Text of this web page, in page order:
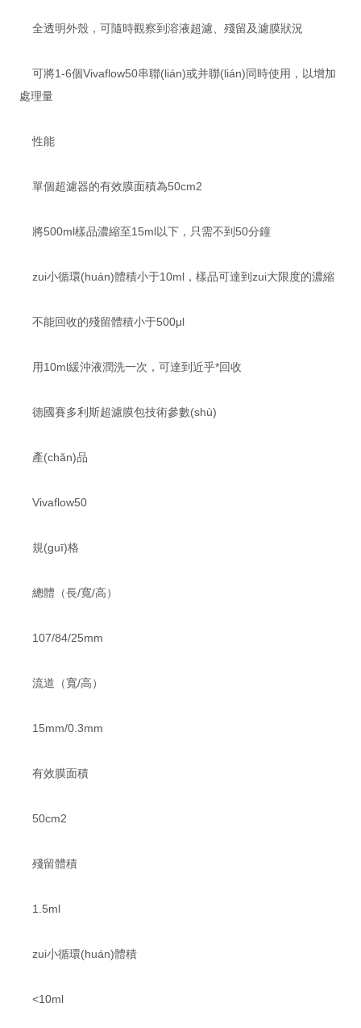
全透明外殼，可隨時觀察到溶液超濾、殘留及濾膜狀況
可將1-6個Vivaflow50串聯(lián)或并聯(lián)同時使用，以增加
處理量
性能
單個超濾器的有效膜面積為50cm2
將500ml樣品濃縮至15ml以下，只需不到50分鐘
zui小循環(huán)體積小于10ml，樣品可達到zui大限度的濃縮
不能回收的殘留體積小于500μl
用10ml緩沖液潤洗一次，可達到近乎*回收
德國賽多利斯超濾膜包技術參數(shù)
產(chǎn)品
Vivaflow50
規(guī)格
總體（長/寬/高）
107/84/25mm
流道（寬/高）
15mm/0.3mm
有效膜面積
50cm2
殘留體積
1.5ml
zui小循環(huán)體積
<10ml